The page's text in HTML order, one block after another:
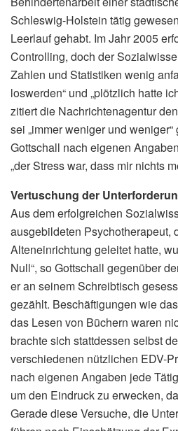
Schleswig-Holstein tätig
Leerlauf gehabt. Im Jahr 2005
Controlling, doch der
Zahlen und Statistiken wenig
loswerden“ und „plötzlich hatte
zitiert die Nachrichtenagentur
sei „immer weniger und
Gottschall nach eigenen
„der Stress war, dass mir nichts
Vertuschung der
Aus dem erfolgreichen
ausgebildeten Psychotherapeut,
Alteneinrichtung geleitet hatte,
Null“, so Gottschall gegenüber
er an seinem Schreibtisch
gezählt. Beschäftigungen wie
das Lesen von Büchern waren
brachte sich stattdessen selbst
verschiedenen nützlichen EDV-
nach eigenen Angaben jede
um den Eindruck zu erwecken,
Gerade diese Versuche, die